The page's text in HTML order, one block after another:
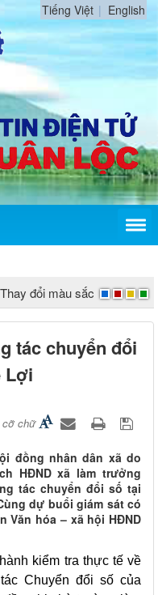
Tiếng Việt English
Thay đổi màu sắc
tác chuyển đổi
Lợi
cỡ chữ
đồng nhân dân xã do
HĐND xã làm trưởng
tác chuyển đổi số tại
dự buổi giám sát có
Văn hóa – xã hội HĐND
kiểm tra thực tế về
Chuyển đổi số của